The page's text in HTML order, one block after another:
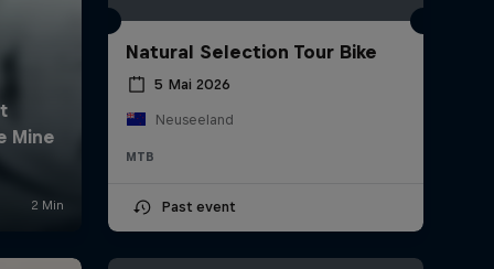
Natural Selection Tour Bike
5 Mai 2026
Neuseeland
MTB
Past event